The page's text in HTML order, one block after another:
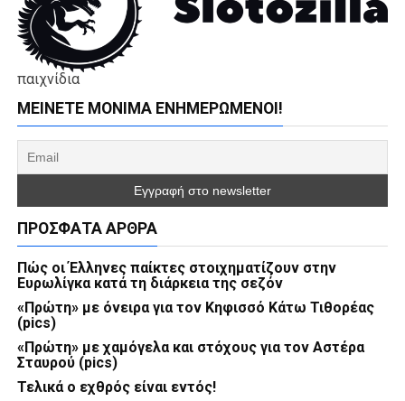
παιχνίδια
ΜΕΊΝΕΤΕ ΜΌΝΙΜΑ ΕΝΗΜΕΡΏΜΕΝΟΙ!
ΠΡΌΣΦΑΤΑ ΆΡΘΡΑ
Πώς οι Έλληνες παίκτες στοιχηματίζουν στην
Ευρωλίγκα κατά τη διάρκεια της σεζόν
«Πρώτη» με όνειρα για τον Κηφισσό Κάτω Τιθορέας
(pics)
«Πρώτη» με χαμόγελα και στόχους για τον Αστέρα
Σταυρού (pics)
Τελικά ο εχθρός είναι εντός!